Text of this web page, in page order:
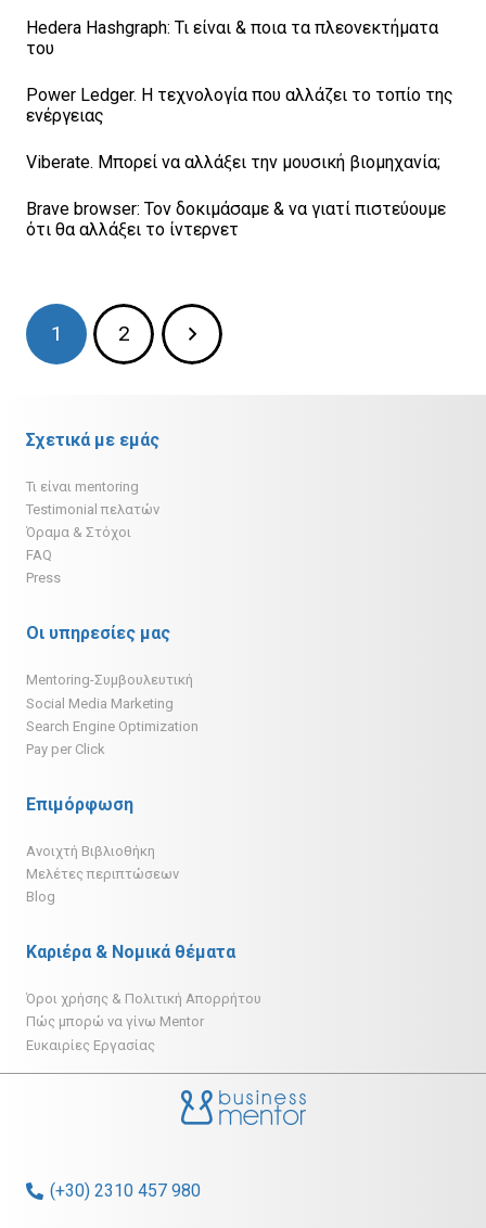
Hedera Hashgraph: Τι είναι & ποια τα πλεονεκτήματα
του
Power Ledger. Η τεχνολογία που αλλάζει το τοπίο της
ενέργειας
Viberate. Μπορεί να αλλάξει την μουσική βιομηχανία;
Brave browser: Τον δοκιμάσαμε & να γιατί πιστεύουμε
ότι θα αλλάξει το ίντερνετ
1 2
Σχετικά με εμάς
Τι είναι mentoring
Testimonial πελατών
Όραμα & Στόχοι
FAQ
Press
Οι υπηρεσίες μας
Mentoring-Συμβουλευτική
Social Media Marketing
Search Engine Optimization
Pay per Click
Επιμόρφωση
Ανοιχτή Βιβλιοθήκη
Μελέτες περιπτώσεων
Blog
Καριέρα & Νομικά θέματα
Όροι χρήσης & Πολιτική Απορρήτου
Πώς μπορώ να γίνω Mentor
Ευκαιρίες Εργασίας
(+30) 2310 457 980